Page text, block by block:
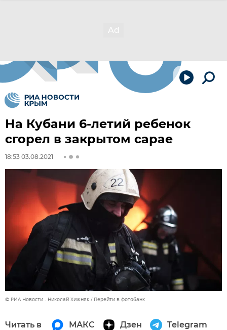
На Кубани 6-летий ребенок
сгорел в закрытом сарае
18:53 03.08.2021
© РИА Новости . Николай Хижняк Перейти в фотобанк
Читать в МАКС Дзен Telegram